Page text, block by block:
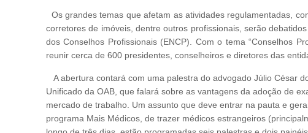
Os grandes temas que afetam as atividades regulamentadas,
corretores de imóveis, dentre outros profissionais, serão
dos Conselhos Profissionais (ENCP). Com o tema “Conselhos
reunir cerca de 600 presidentes, conselheiros e diretores das
A abertura contará com uma palestra do advogado Júlio César
Unificado da OAB, que falará sobre as vantagens da adoção de
mercado de trabalho. Um assunto que deve entrar na pauta e
programa Mais Médicos, de trazer médicos estrangeiros